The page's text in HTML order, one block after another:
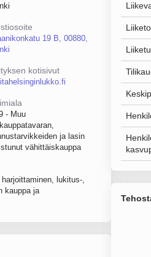
19 B, 00880,
kotisivut
- Muu
ja lasin
vähittäiskauppa
lukitus-,
kauppa ja